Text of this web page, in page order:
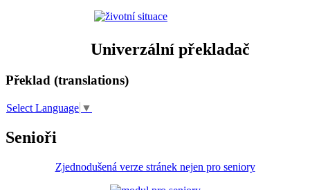
Univerzální překladač
Překlad (translations)
Select Language ▼
Senioři
Zjednodušená verze stránek nejen pro seniory